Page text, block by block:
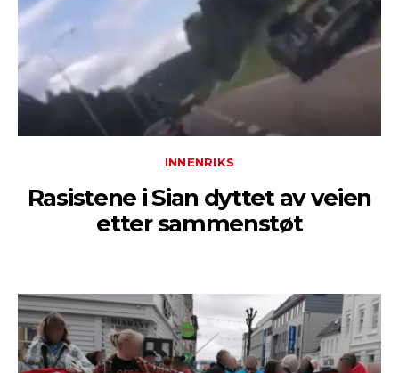
INNENRIKS
Rasistene i Sian dyttet av veien
etter sammenstøt